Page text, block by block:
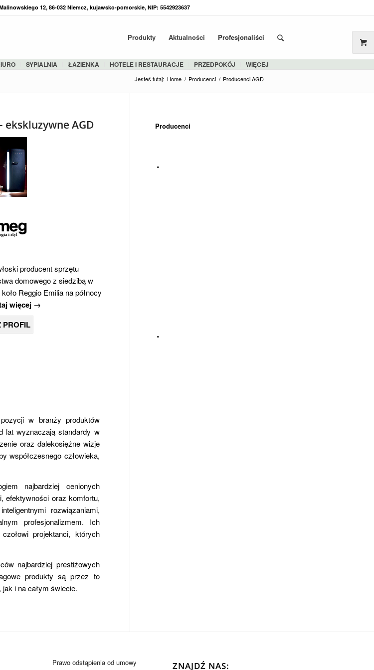
12, 86-032 Niemcz, kujawsko-pomorskie, NIP: 5542923637
Produkty Aktualności Profesjonaliści
SYPIALNIA ŁAZIENKA HOTELE I RESTAURACJE PRZEDPOKÓJ WIĘCEJ
Jesteś tutaj: Home / Producenci / Producenci AGD
ekskluzywne AGD
producent sprzętu
domowego z siedzibą w
Reggio Emilia na północy
więcej →
PROFIL
w branży produktów
lat wyznaczają standardy w
oraz dalekosiężne wizje
współczesnego człowieka,
najbardziej cenionych
efektywności oraz komfortu,
rozwiązaniami,
profesjonalizmem. Ich
projektanci, których
najbardziej prestiżowych
produkty są przez to
i na całym świecie.
Producenci
Prawo odstąpienia od umowy ZNAJDŹ NAS: